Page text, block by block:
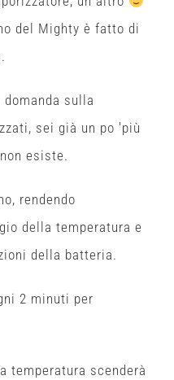
del Mighty è fatto di
sulla
sei già un po 'più
esiste.
rendendo
della temperatura e
della batteria.
2 minuti per
temperatura scenderà